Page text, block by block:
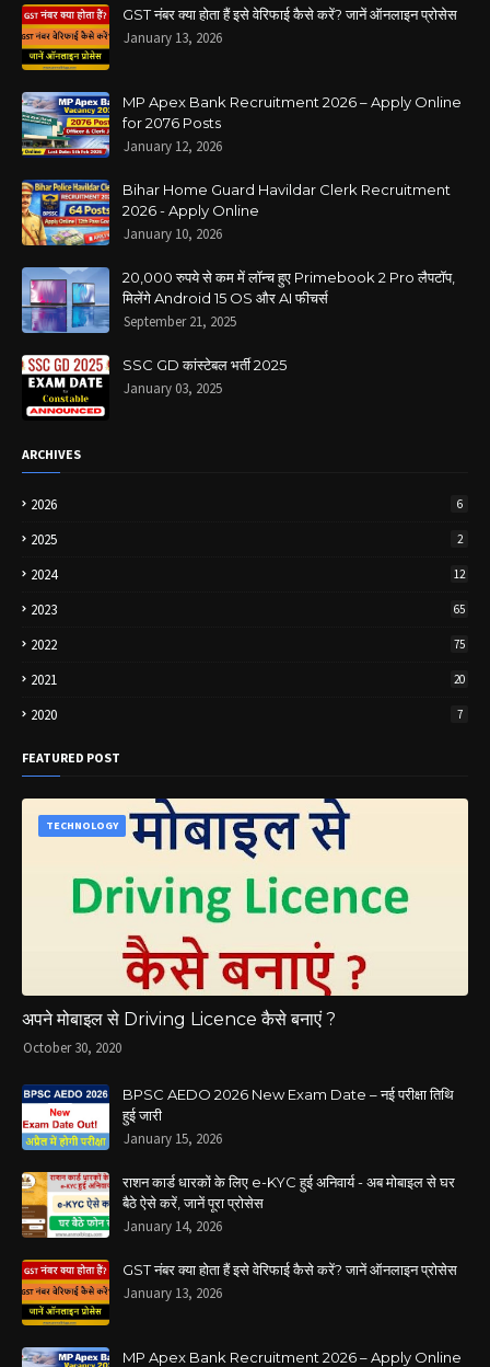
GST नंबर क्या होता हैं इसे वेरिफाई कैसे करें? जानें ऑनलाइन प्रोसेस
January 13, 2026
MP Apex Bank Recruitment 2026 – Apply Online
for 2076 Posts
January 12, 2026
Bihar Home Guard Havildar Clerk Recruitment
2026 - Apply Online
January 10, 2026
20,000 रुपये से कम में लॉन्च हुए Primebook 2 Pro लैपटॉप,
मिलेंगे Android 15 OS और AI फीचर्स
September 21, 2025
SSC GD कांस्टेबल भर्ती 2025
January 03, 2025
ARCHIVES
2026 6
2025 2
2024 12
2023 65
2022 75
2021 20
2020 7
FEATURED POST
TECHNOLOGY
अपने मोबाइल से Driving Licence कैसे बनाएं ?
October 30, 2020
BPSC AEDO 2026 New Exam Date – नई परीक्षा तिथि
हुई जारी
January 15, 2026
राशन कार्ड धारकों के लिए e-KYC हुई अनिवार्य - अब मोबाइल से घर
बैठे ऐसे करें, जानें पूरा प्रोसेस
January 14, 2026
GST नंबर क्या होता हैं इसे वेरिफाई कैसे करें? जानें ऑनलाइन प्रोसेस
January 13, 2026
MP Apex Bank Recruitment 2026 – Apply Online